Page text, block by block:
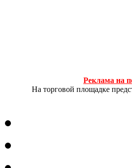
Реклама на
На торговой площадке